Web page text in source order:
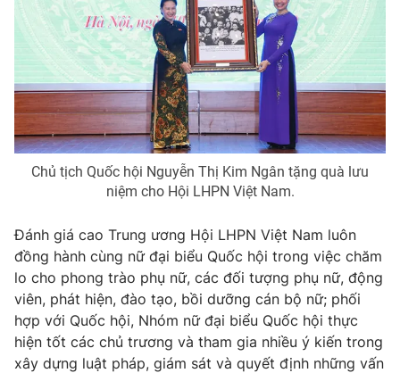
Chủ tịch Quốc hội Nguyễn Thị Kim Ngân tặng quà lưu
niệm cho Hội LHPN Việt Nam.
Đánh giá cao Trung ương Hội LHPN Việt Nam luôn
đồng hành cùng nữ đại biểu Quốc hội trong việc chăm
lo cho phong trào phụ nữ, các đối tượng phụ nữ, động
viên, phát hiện, đào tạo, bồi dưỡng cán bộ nữ; phối
hợp với Quốc hội, Nhóm nữ đại biểu Quốc hội thực
hiện tốt các chủ trương và tham gia nhiều ý kiến trong
xây dựng luật pháp, giám sát và quyết định những vấn